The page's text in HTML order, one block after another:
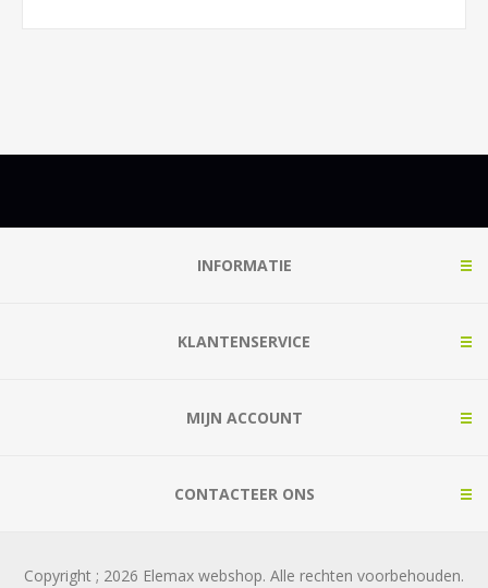
INFORMATIE
KLANTENSERVICE
MIJN ACCOUNT
CONTACTEER ONS
Copyright ; 2026 Elemax webshop. Alle rechten voorbehouden.